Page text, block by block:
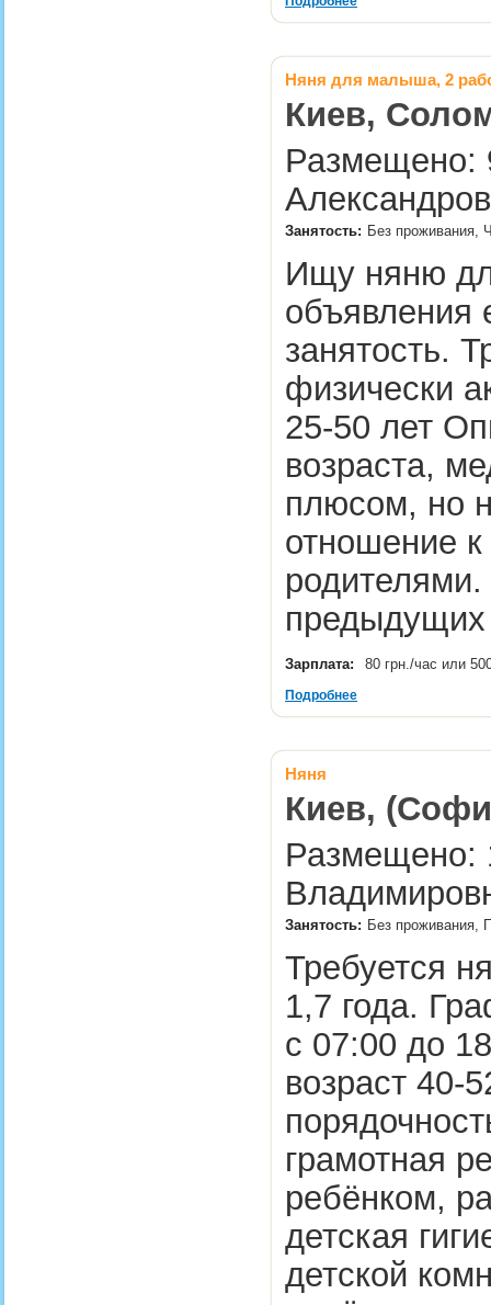
Няня для малыша, 2
Киев,
Размещено:
Занятость: Без проживания,
Ищу няню
объявления
занятость.
физически
25-50 лет
возраста,
плюсом, но
отношение
Зарплата: 80 грн./час или
Подробнее
Няня
Киев,
Размещено:
Занятость: Без проживания,
Требуется
1,7 года.
с 07:00 до
возраст 40-
грамотная
ребёнком,
детская
детской